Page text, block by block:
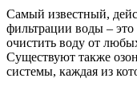
Самый известный,
фильтрации воды –
очистить воду от
Существуют также
системы, каждая из